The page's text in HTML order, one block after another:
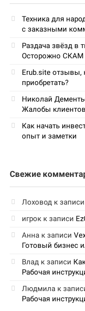
Техника для
с заказными
Раздача звёзд в
Осторожно СКАМ
Erub.site отзывы,
приобретать?
Николай
Жалобы клиентов
Как начать
опыт и заметки
Свежие
Лоховод к записи
игрок к записи
Анна к записи
Готовый бизнес
Влад к записи
Рабочая
Людмила к
Рабочая